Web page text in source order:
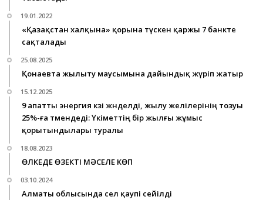
19.01.2022
«Қазақстан халқына» қорына түскен қаржы 7 банкте
сақталады
25.08.2025
Қонаевта жылыту маусымына дайындық жүріп жатыр
15.12.2025
9 апатты энергия көзі жөнделді, жылу желілерінің тозуы
25%-ға төмендеді: Үкіметтің бір жылғы жұмыс
қорытындылары туралы
18.08.2023
ӨЛКЕДЕ ӨЗЕКТІ МӘСЕЛЕ КӨП
03.10.2024
Алматы облысында сел қаупі сейілді